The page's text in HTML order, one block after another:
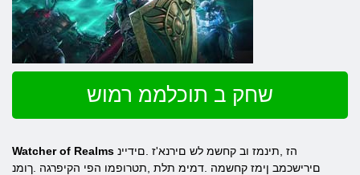
שחק ב תוכלממ רמוש
Watcher of Realms
םירישכמב ןימז קחשמה .דמימ תלת ,תטרופמו הפי הקיפרגה .ךומנ